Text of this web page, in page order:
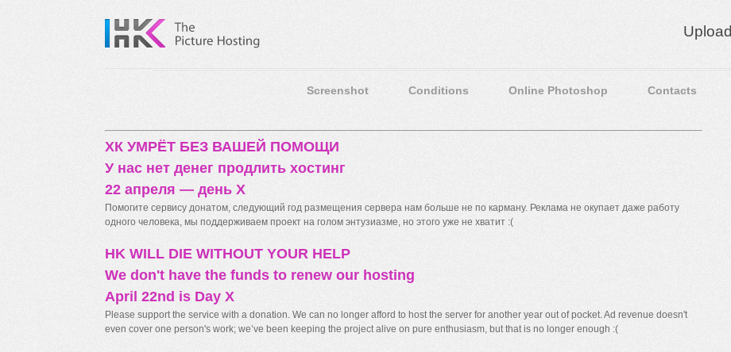
Upload
Screenshot Conditions Online Photoshop Contacts
ХК УМРЁТ БЕЗ ВАШЕЙ ПОМОЩИ
У нас нет денег продлить хостинг
22 апреля — день X
Помогите сервису донатом, следующий год размещения сервера нам больше не по карману. Реклама не окупает даже работу
одного человека, мы поддерживаем проект на голом энтузиазме, но этого уже не хватит :(
HK WILL DIE WITHOUT YOUR HELP
We don't have the funds to renew our hosting
April 22nd is Day X
Please support the service with a donation. We can no longer afford to host the server for another year out of pocket. Ad revenue doesn't
even cover one person's work; we’ve been keeping the project alive on pure enthusiasm, but that is no longer enough :(